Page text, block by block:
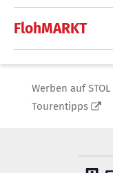
FlohMARKT
Werben auf STOL
Tourentipps